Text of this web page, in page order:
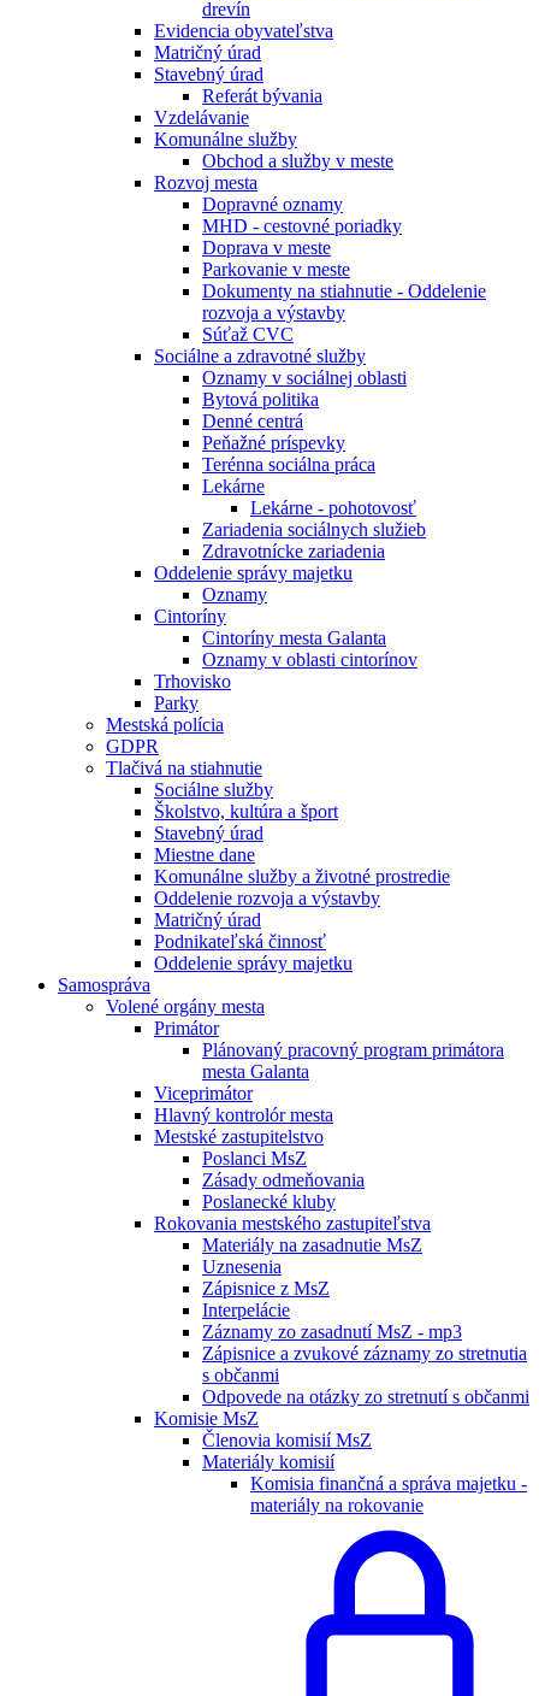
drevín
Evidencia obyvateľstva
Matričný úrad
Stavebný úrad
Referát bývania
Vzdelávanie
Komunálne služby
Obchod a služby v meste
Rozvoj mesta
Dopravné oznamy
MHD - cestovné poriadky
Doprava v meste
Parkovanie v meste
Dokumenty na stiahnutie - Oddelenie
rozvoja a výstavby
Súťaž CVC
Sociálne a zdravotné služby
Oznamy v sociálnej oblasti
Bytová politika
Denné centrá
Peňažné príspevky
Terénna sociálna práca
Lekárne
Lekárne - pohotovosť
Zariadenia sociálnych služieb
Zdravotnícke zariadenia
Oddelenie správy majetku
Oznamy
Cintoríny
Cintoríny mesta Galanta
Oznamy v oblasti cintorínov
Trhovisko
Parky
Mestská polícia
GDPR
Tlačivá na stiahnutie
Sociálne služby
Školstvo, kultúra a šport
Stavebný úrad
Miestne dane
Komunálne služby a životné prostredie
Oddelenie rozvoja a výstavby
Matričný úrad
Podnikateľská činnosť
Oddelenie správy majetku
Samospráva
Volené orgány mesta
Primátor
Plánovaný pracovný program primátora
mesta Galanta
Viceprimátor
Hlavný kontrolór mesta
Mestské zastupitelstvo
Poslanci MsZ
Zásady odmeňovania
Poslanecké kluby
Rokovania mestského zastupiteľstva
Materiály na zasadnutie MsZ
Uznesenia
Zápisnice z MsZ
Interpelácie
Záznamy zo zasadnutí MsZ - mp3
Zápisnice a zvukové záznamy zo stretnutia
s občanmi
Odpovede na otázky zo stretnutí s občanmi
Komisie MsZ
Členovia komisií MsZ
Materiály komisií
Komisia finančná a správa majetku -
materiály na rokovanie